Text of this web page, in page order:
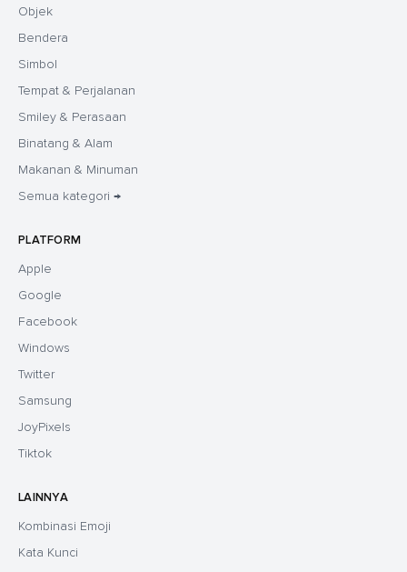
Objek
Bendera
Simbol
Tempat & Perjalanan
Smiley & Perasaan
Binatang & Alam
Makanan & Minuman
Semua kategori →
PLATFORM
Apple
Google
Facebook
Windows
Twitter
Samsung
JoyPixels
Tiktok
LAINNYA
Kombinasi Emoji
Kata Kunci